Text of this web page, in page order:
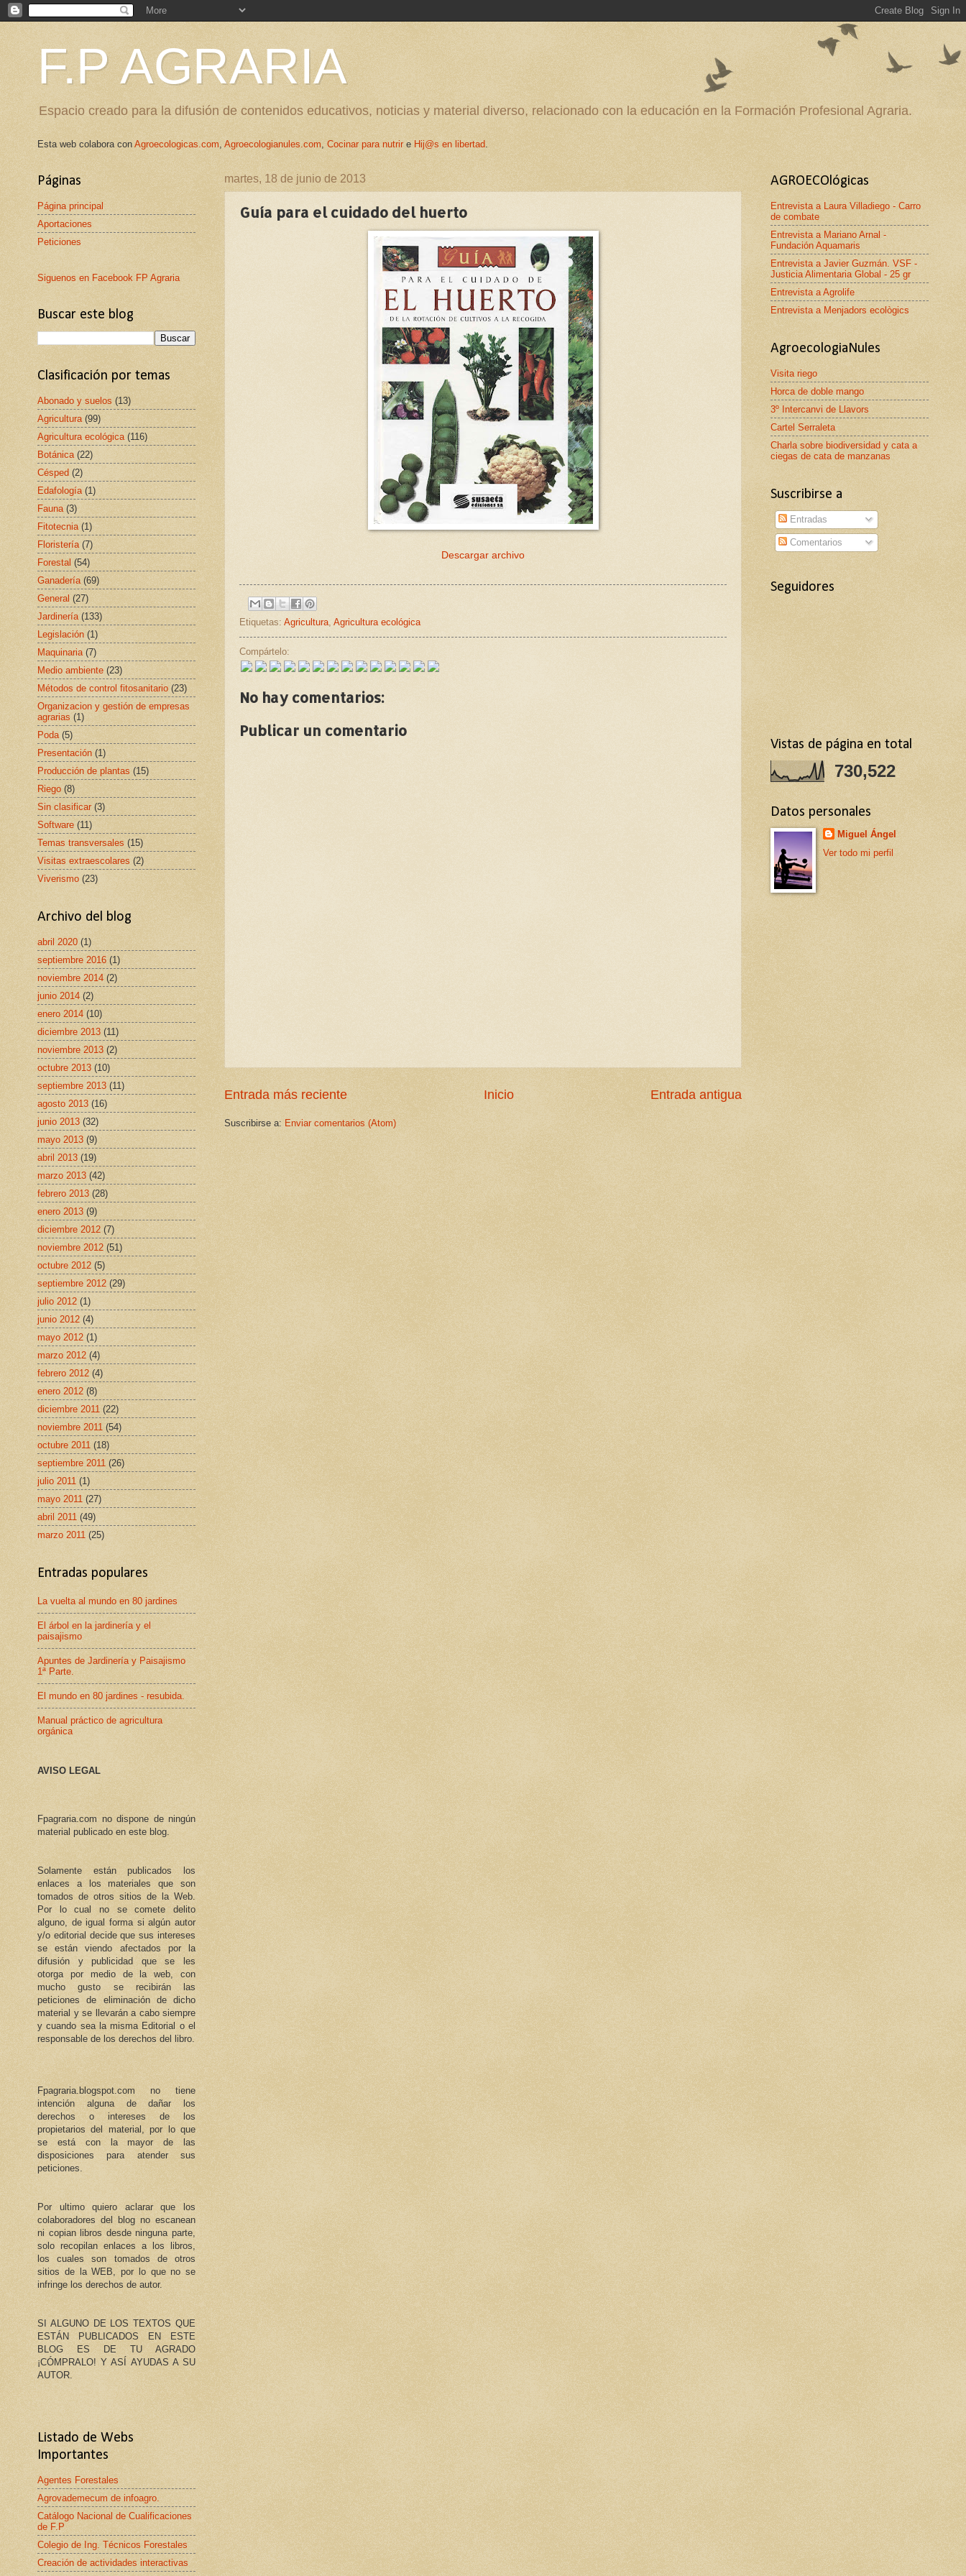
F.P AGRARIA
Espacio creado para la difusión de contenidos educativos, noticias y material diverso, relacionado con la educación en la Formación Profesional Agraria.
Esta web colabora con Agroecologicas.com, Agroecologianules.com, Cocinar para nutrir e Hij@s en libertad.
martes, 18 de junio de 2013
Guía para el cuidado del huerto
Descargar archivo
Etiquetas: Agricultura, Agricultura ecológica
Compártelo:
No hay comentarios:
Publicar un comentario
Entrada más reciente Entrada antigua
Inicio
Suscribirse a: Enviar comentarios (Atom)
Páginas
Página principal
Aportaciones
Peticiones
Siguenos en Facebook FP Agraria
Buscar este blog
Clasificación por temas
Abonado y suelos (13)
Agricultura (99)
Agricultura ecológica (116)
Botánica (22)
Césped (2)
Edafología (1)
Fauna (3)
Fitotecnia (1)
Floristería (7)
Forestal (54)
Ganadería (69)
General (27)
Jardinería (133)
Legislación (1)
Maquinaria (7)
Medio ambiente (23)
Métodos de control fitosanitario (23)
Organizacion y gestión de empresas
agrarias (1)
Poda (5)
Presentación (1)
Producción de plantas (15)
Riego (8)
Sin clasificar (3)
Software (11)
Temas transversales (15)
Visitas extraescolares (2)
Viverismo (23)
Archivo del blog
abril 2020 (1)
septiembre 2016 (1)
noviembre 2014 (2)
junio 2014 (2)
enero 2014 (10)
diciembre 2013 (11)
noviembre 2013 (2)
octubre 2013 (10)
septiembre 2013 (11)
agosto 2013 (16)
junio 2013 (32)
mayo 2013 (9)
abril 2013 (19)
marzo 2013 (42)
febrero 2013 (28)
enero 2013 (9)
diciembre 2012 (7)
noviembre 2012 (51)
octubre 2012 (5)
septiembre 2012 (29)
julio 2012 (1)
junio 2012 (4)
mayo 2012 (1)
marzo 2012 (4)
febrero 2012 (4)
enero 2012 (8)
diciembre 2011 (22)
noviembre 2011 (54)
octubre 2011 (18)
septiembre 2011 (26)
julio 2011 (1)
mayo 2011 (27)
abril 2011 (49)
marzo 2011 (25)
Entradas populares
La vuelta al mundo en 80 jardines
El árbol en la jardinería y el
paisajismo
Apuntes de Jardinería y Paisajismo
1ª Parte.
El mundo en 80 jardines - resubida.
Manual práctico de agricultura
orgánica
AVISO LEGAL
Fpagraria.com no dispone de ningún
material publicado en este blog.
Solamente están publicados los
enlaces a los materiales que son
tomados de otros sitios de la Web.
Por lo cual no se comete delito
alguno, de igual forma si algún autor
y/o editorial decide que sus intereses
se están viendo afectados por la
difusión y publicidad que se les
otorga por medio de la web, con
mucho gusto se recibirán las
peticiones de eliminación de dicho
material y se llevarán a cabo siempre
y cuando sea la misma Editorial o el
responsable de los derechos del libro.
Fpagraria.blogspot.com no tiene
intención alguna de dañar los
derechos o intereses de los
propietarios del material, por lo que
se está con la mayor de las
disposiciones para atender sus
peticiones.
Por ultimo quiero aclarar que los
colaboradores del blog no escanean
ni copian libros desde ninguna parte,
solo recopilan enlaces a los libros,
los cuales son tomados de otros
sitios de la WEB, por lo que no se
infringe los derechos de autor.
SI ALGUNO DE LOS TEXTOS QUE
ESTÁN PUBLICADOS EN ESTE
BLOG ES DE TU AGRADO
¡CÓMPRALO! Y ASÍ AYUDAS A SU
AUTOR.
Listado de Webs
Importantes
Agentes Forestales
Agrovademecum de infoagro.
Catálogo Nacional de Cualificaciones
de F.P
Colegio de Ing. Técnicos Forestales
Creación de actividades interactivas
AGROECOlógicas
Entrevista a Laura Villadiego - Carro
de combate
Entrevista a Mariano Arnal -
Fundación Aquamaris
Entrevista a Javier Guzmán. VSF -
Justicia Alimentaria Global - 25 gr
Entrevista a Agrolife
Entrevista a Menjadors ecològics
AgroecologiaNules
Visita riego
Horca de doble mango
3º Intercanvi de Llavors
Cartel Serraleta
Charla sobre biodiversidad y cata a
ciegas de cata de manzanas
Suscribirse a
Entradas
Comentarios
Seguidores
Vistas de página en total
730,522
Datos personales
Miguel Ángel
Ver todo mi perfil